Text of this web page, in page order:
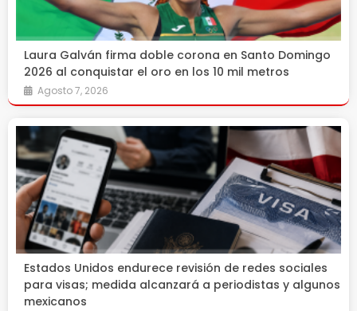
Laura Galván firma doble corona en Santo Domingo
2026 al conquistar el oro en los 10 mil metros
Agosto 7, 2026
Estados Unidos endurece revisión de redes sociales
para visas; medida alcanzará a periodistas y algunos
mexicanos